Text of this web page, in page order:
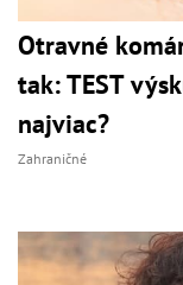
Otravné
tak: TEST
najviac?
Zahraničné